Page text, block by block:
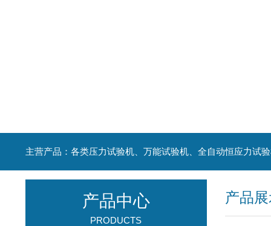
主营产品：各类压力试验机、万能试验机、全自动恒应力试
产品
产品中心
PRODUCTS